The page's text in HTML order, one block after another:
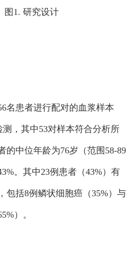
图1. 研究设计
名患者进行配对的血浆样本
测，其中53对样本符合分析所
的中位年龄为76岁（范围58-89
。其中23例患者（43%）有
包括8例鳞状细胞癌（35%）与
）。